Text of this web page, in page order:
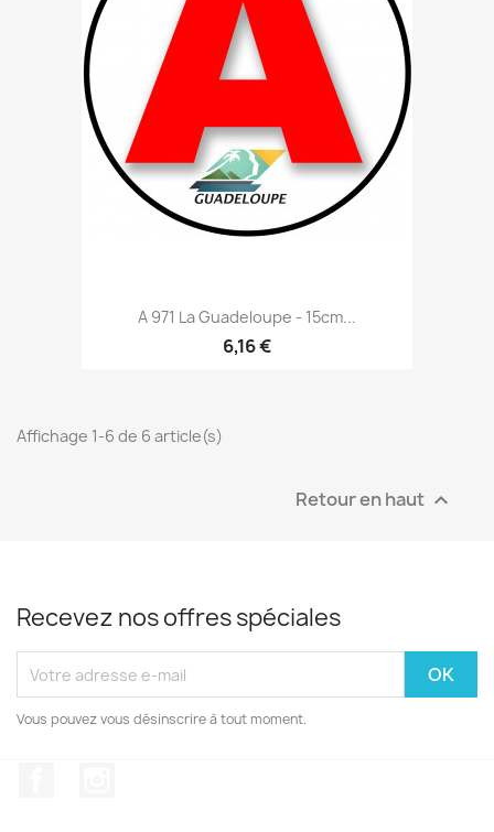
A 971 La Guadeloupe - 15cm...
6,16 €
Affichage 1-6 de 6 article(s)
Retour en haut 
Recevez nos offres spéciales
Vous pouvez vous désinscrire à tout moment.